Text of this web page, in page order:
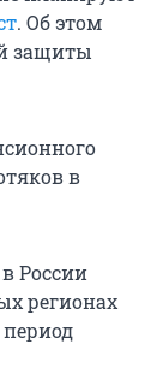
. Об этом
защиты
в
России
регионах